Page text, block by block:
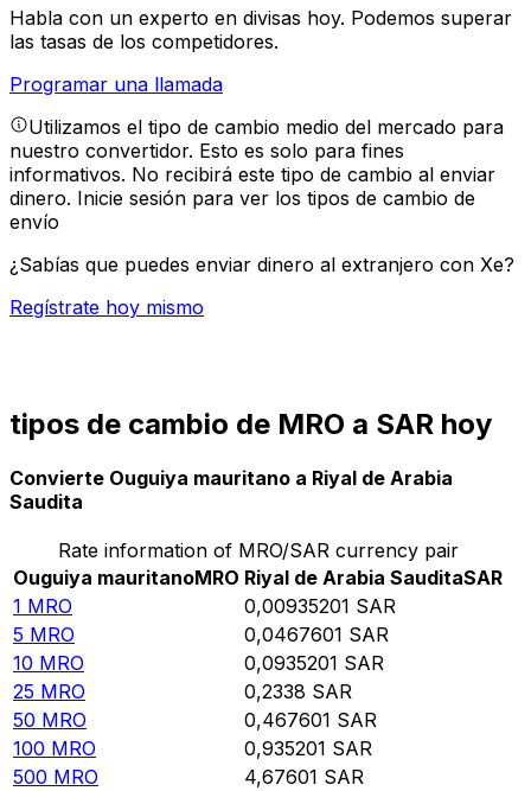
Habla con un experto en divisas hoy. Podemos superar
las tasas de los competidores.
Programar una llamada
Utilizamos el tipo de cambio medio del mercado para
nuestro convertidor. Esto es solo para fines
informativos. No recibirá este tipo de cambio al enviar
dinero. Inicie sesión para ver los tipos de cambio de
envío
¿Sabías que puedes enviar dinero al extranjero con Xe?
Regístrate hoy mismo
tipos de cambio de MRO a SAR hoy
Convierte Ouguiya mauritano a Riyal de Arabia
Saudita
Rate information of MRO/SAR currency pair
Ouguiya mauritanoMRO Riyal de Arabia SauditaSAR
1 MRO 0,00935201 SAR
5 MRO 0,0467601 SAR
10 MRO 0,0935201 SAR
25 MRO 0,2338 SAR
50 MRO 0,467601 SAR
100 MRO 0,935201 SAR
500 MRO 4,67601 SAR